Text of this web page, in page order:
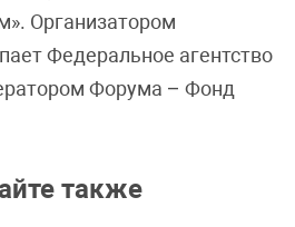
Организатором
Федеральное агентство
Форума – Фонд
также